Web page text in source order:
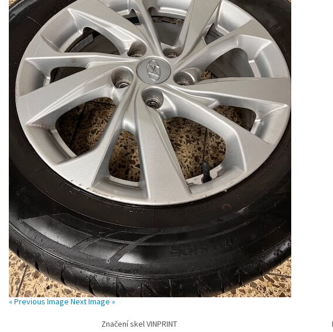
DIAGNOSTIKA
ZNAČENÍ SKEL VINPRINT
« Previous Image Next Image »
Značení skel VINPRINT